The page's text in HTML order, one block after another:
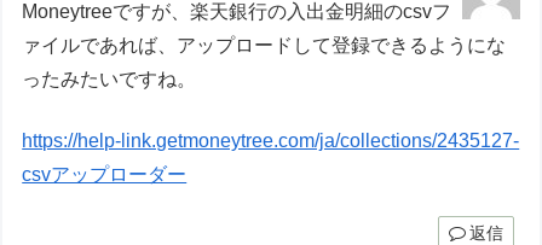
Moneytreeですが、楽天銀行の入出金明細のcsvフ
ァイルであれば、アップロードして登録できるようにな
ったみたいですね。
https://help-link.getmoneytree.com/ja/collections/2435127-
csvアップローダー
返信